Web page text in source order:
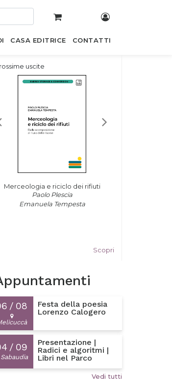
CASA EDITRICE CONTATTI
uscite
Merceologia e riciclo dei rifiuti
Paolo Plescia
Emanuela Tempesta
Scopri
/ 08
Festa della poesia
Lorenzo Calogero
/ 09
Sabaudia
Presentazione |
Radici e algoritmi |
Libri nel Parco
Vedi tutti